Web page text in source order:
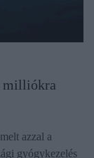
milliókra
azzal a
gyógykezelés